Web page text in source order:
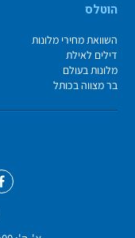
הוטלס
השוואת מחירי מלונות
דילים לאילת
מלונות בעולם
בר מצווה בכותל